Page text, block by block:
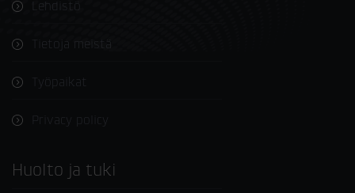
Lehdistö
Tietoja meistä
Työpaikat
Huolto ja tuki